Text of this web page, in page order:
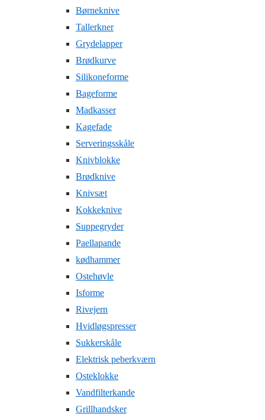
Børneknive
Tallerkner
Grydelapper
Brødkurve
Silikoneforme
Bageforme
Madkasser
Kagefade
Serveringsskåle
Knivblokke
Brødknive
Knivsæt
Kokkeknive
Suppegryder
Paellapande
kødhammer
Ostehøvle
Isforme
Rivejern
Hvidløgspresser
Sukkerskåle
Elektrisk peberkværn
Osteklokke
Vandfilterkande
Grillhandsker